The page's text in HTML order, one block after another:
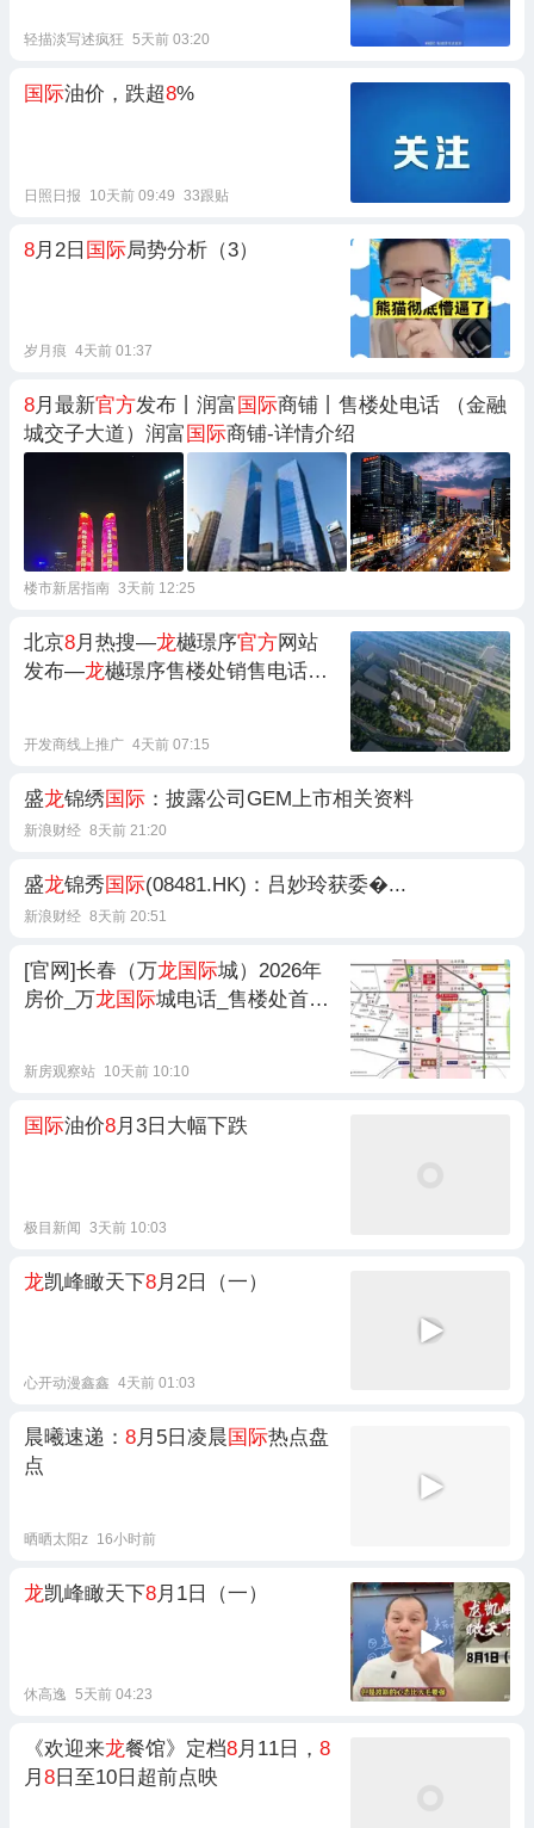
轻描淡写述疯狂 5天前 03:20
国际油价，跌超8%
日照日报 10天前 09:49 33跟贴
8月2日 国际局势分析（3）
岁月痕 4天前 01:37
8月最新官方发布丨润富 国际商铺丨售楼处电话 （金融
城交子大道）润富 国际商铺-详情介绍
楼市新居指南 3天前 12:25
北京8月热搜—龙樾璟序官方网站
发布—龙樾璟序售楼处销售电话—
开发商线上推广 4天前 07:15
盛龙锦绣国际 ：披露公司GEM上市相关资料
新浪财经 8天前 21:20
盛龙锦秀国际(08481.HK)：吕妙玲获委�...
新浪财经 8天前 20:51
[官网]长春（万龙国际城）2026年
房价_万龙国际城电话_售楼处首页
新房观察站 10天前 10:10
国际油价8月3日大幅下跌
极目新闻 3天前 10:03
龙凯峰瞰天下8月2日（一）
心开动漫鑫鑫 4天前 01:03
晨曦速递： 8月5日凌晨 国际热点盘
点
晒晒太阳z 16小时前
龙凯峰瞰天下8月1日（一）
休高逸 5天前 04:23
《欢迎来龙餐馆》定档8月11日， 8
月 8 日至10日超前点映